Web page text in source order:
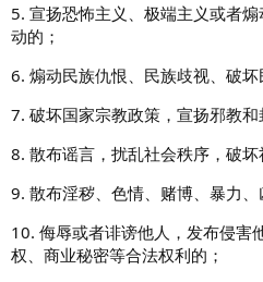
5. 宣扬恐怖主义、极端主义或者
动的；
6. 煽动民族仇恨、民族歧视、破坏
7. 破坏国家宗教政策，宣扬邪教和
8. 散布谣言，扰乱社会秩序，破坏
9. 散布淫秽、色情、赌博、暴力
10. 侮辱或者诽谤他人，发布侵害
权、商业秘密等合法权利的；